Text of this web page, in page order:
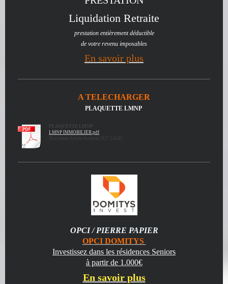
Liquidation Retraite
prestation entièrement déductible
de votre revenu imposables
En savoir plus
A TELECHARGER
PLAQUETTE LMNP
PLAQUETTE LMNP
LMNP IMMOBILIER.pdf
Document Adobe Acrobat [927.5 KB]
OPCI / PIERRE PAPIER
OPCI DOMITYS
Investissez dans les résidences Seniors
à partir de 1.000€
En savoir plus